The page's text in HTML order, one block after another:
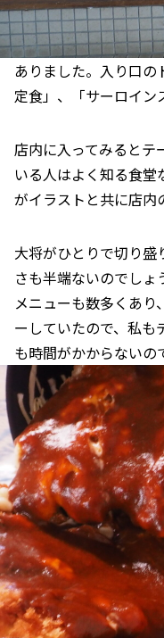
ありました。入り口の
定食」、「サーロイン
店内に入ってみるとテ
いる人はよく知る食
がイラストと共に店内
大将がひとりで切り盛
さも半端ないのでしょ
メニューも数多くあ
ーしていたので、私も
も時間がかからないの